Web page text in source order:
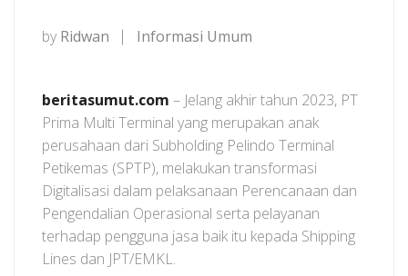
by Ridwan Informasi Umum
beritasumut.com – Jelang akhir tahun 2023, PT
Prima Multi Terminal yang merupakan anak
perusahaan dari Subholding Pelindo Terminal
Petikemas (SPTP), melakukan transformasi
Digitalisasi dalam pelaksanaan Perencanaan dan
Pengendalian Operasional serta pelayanan
terhadap pengguna jasa baik itu kepada Shipping
Lines dan JPT/EMKL.